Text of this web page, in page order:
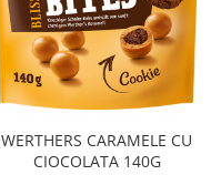
WERTHERS CARAMELE CU
CIOCOLATA 140G